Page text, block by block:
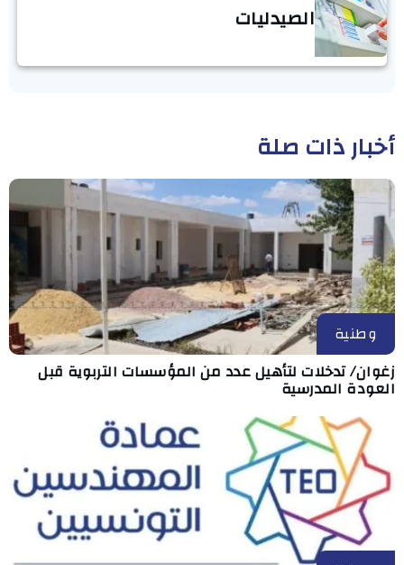
الصيدليات
أخبار ذات صلة
وطنية
زغوان/ تدخلات لتأهيل عدد من المؤسسات التربوية قبل
العودة المدرسية